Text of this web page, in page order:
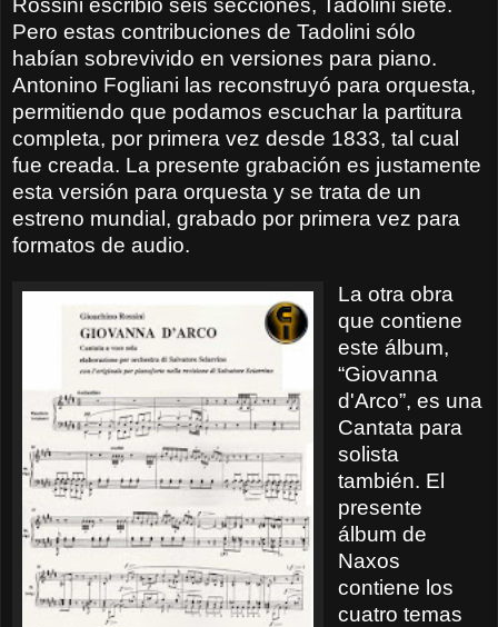
Pero estas contribuciones de Tadolini sólo
habían sobrevivido en versiones para piano.
Antonino Fogliani las reconstruyó para orquesta,
permitiendo que podamos escuchar la partitura
completa, por primera vez desde 1833, tal cual
fue creada. La presente grabación es justamente
esta versión para orquesta y se trata de un
estreno mundial, grabado por primera vez para
formatos de audio.
La otra obra
que contiene
este álbum,
“Giovanna
d'Arco”, es una
Cantata para
solista
también. El
presente
álbum de
Naxos
contiene los
cuatro temas